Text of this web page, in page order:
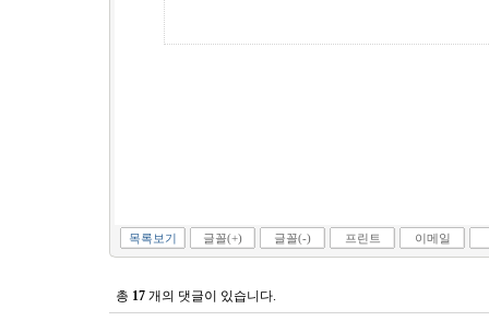
목록보기 글꼴(+) 글꼴(-) 프린트 이메일
총 17 개의 댓글이 있습니다.